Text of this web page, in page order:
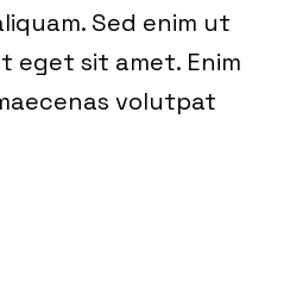
Sed enim ut
eget sit amet. Enim
volutpat